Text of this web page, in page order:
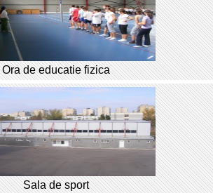
Ora de educatie fizica
Sala de sport